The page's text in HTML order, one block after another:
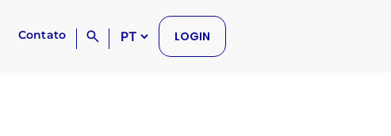
Contato LOGIN